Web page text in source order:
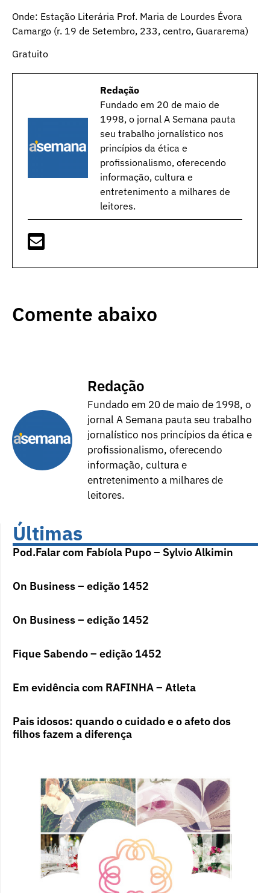
Onde: Estação Literária Prof. Maria de Lourdes Évora
Camargo (r. 19 de Setembro, 233, centro, Guararema)
Gratuito
Redação
Fundado em 20 de maio de
1998, o jornal A Semana pauta
seu trabalho jornalístico nos
princípios da ética e
profissionalismo, oferecendo
informação, cultura e
entretenimento a milhares de
leitores.
Comente abaixo
Redação
Fundado em 20 de maio de 1998, o
jornal A Semana pauta seu trabalho
jornalístico nos princípios da ética e
profissionalismo, oferecendo
informação, cultura e
entretenimento a milhares de
leitores.
Últimas
Pod.Falar com Fabíola Pupo – Sylvio Alkimin
On Business – edição 1452
On Business – edição 1452
Fique Sabendo – edição 1452
Em evidência com RAFINHA – Atleta
Pais idosos: quando o cuidado e o afeto dos
filhos fazem a diferença